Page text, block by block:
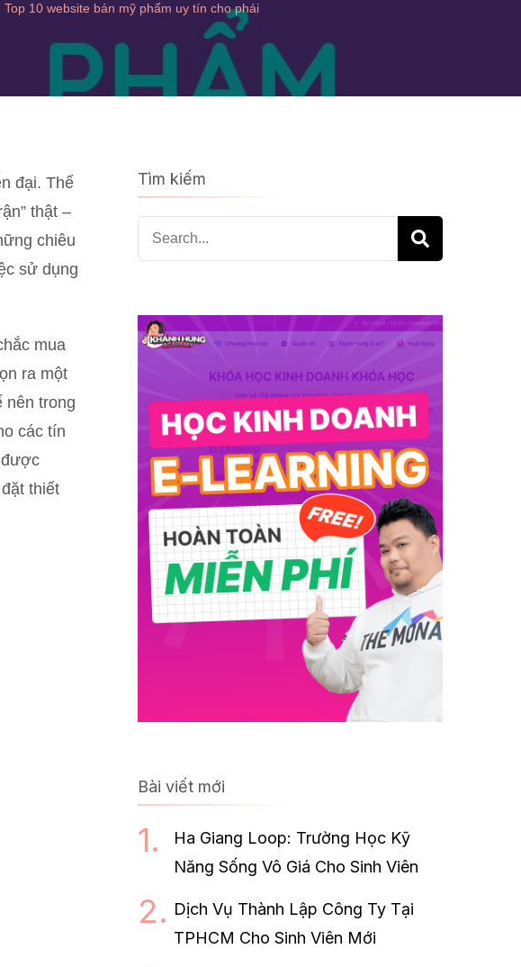
Top 10 website bán mỹ phẩm uy tín cho phái
đại. Thế
thật –
chiêu
sử dụng
mua
ra một
nên trong
các tín
được
thiết
Tìm kiếm
Search
for:
Bài viết mới
Ha Giang Loop: Trường Học Kỹ
Năng Sống Vô Giá Cho Sinh Viên
Dịch Vụ Thành Lập Công Ty Tại
TPHCM Cho Sinh Viên Mới